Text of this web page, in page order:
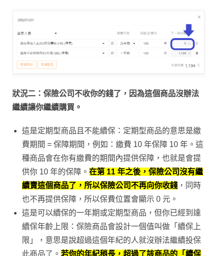
狀況二：保險公司不收你的錢了，因為這個商品沒辦法
繼續讓你繼續購買。
這是定期型商品且不能續保：定期型商品的意思是繳
費期間 = 保障期間，例如：繳費 10 年保障 10 年。這
種商品會在你有繳費的期間內提供保障，也就是會提
供你 10 年的保障。 在第 11 年之後，保險公司沒有繼
續賣這個商品了，所以保險公司不再向你收錢 ，同時
也不再提供保障，所以保費位置會顯示 0 元。
這是可以續保的一年期或定期型商品，但你已經到達
續保年齡上限：保險商品會設計一個值叫做「續保上
限」，意思是說超過這個年紀的人就沒辦法繼續投保
此商品了。 若你的年紀稍長，超過了該商品的「續保